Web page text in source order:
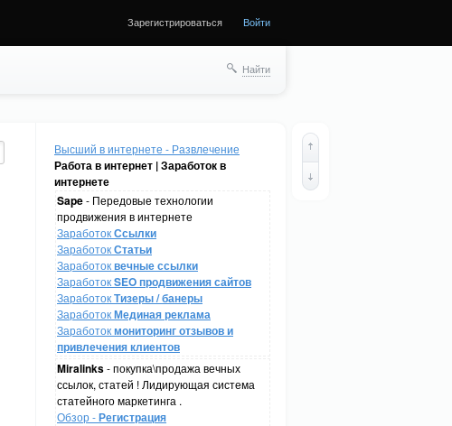
Зарегистрироваться Войти
Найти
Высший в интернете - Развлечение
Работа в интернет | Заработок в
интернете
Sape- Передовые технологии
продвижения в интернете
ЗаработокСсылки
ЗаработокСтатьи
Заработоквечные ссылки
ЗаработокSEO продвижения сайтов
ЗаработокТизеры / банеры
ЗаработокМединая реклама
Заработокмониторинг отзывов и
привлечения клиентов
Miralinks- покупка\продажа вечных
ссылок, статей ! Лидирующая система
статейного маркетинга .
Обзор -Регистрация